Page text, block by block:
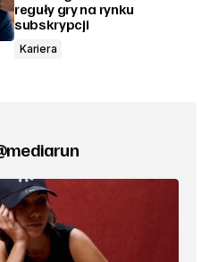
reguły gry na rynku
subskrypcji
Kariera